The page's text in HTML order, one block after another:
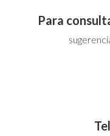
Para